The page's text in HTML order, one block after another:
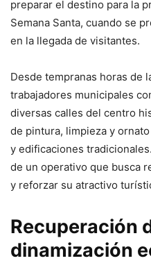
preparar el destino para la
Semana Santa, cuando se
en la llegada de visitantes.
Desde tempranas horas de
trabajadores municipales
diversas calles del centro
de pintura, limpieza y
y edificaciones
de un operativo que busca
y reforzar su atractivo
Recuperación
dinamización